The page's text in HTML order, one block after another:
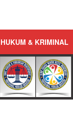
HUKUM & KRIMINAL